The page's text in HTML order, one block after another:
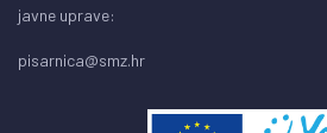
javne uprave:
pisarnica@smz.hr